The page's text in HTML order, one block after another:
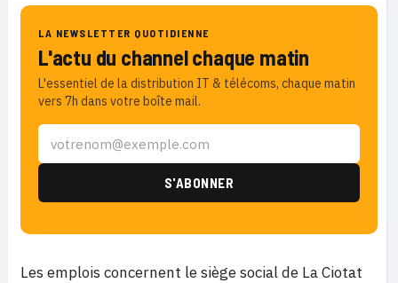
LA NEWSLETTER QUOTIDIENNE
L'actu du channel chaque matin
L'essentiel de la distribution IT & télécoms, chaque matin
vers 7h dans votre boîte mail.
Les emplois concernent le siège social de La Ciotat